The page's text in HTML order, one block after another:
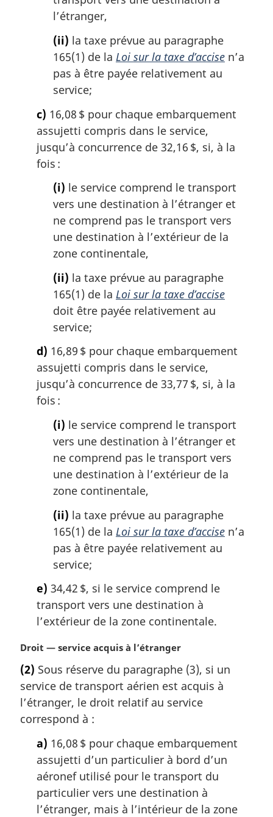
l’étranger,
(ii) la taxe prévue au paragraphe
165(1) de la Loi sur la taxe d’accise n’a
pas à être payée relativement au
service;
c) 16,08 $ pour chaque embarquement
assujetti compris dans le service,
jusqu’à concurrence de 32,16 $, si, à la
fois :
(i) le service comprend le transport
vers une destination à l’étranger et
ne comprend pas le transport vers
une destination à l’extérieur de la
zone continentale,
(ii) la taxe prévue au paragraphe
165(1) de la Loi sur la taxe d’accise
doit être payée relativement au
service;
d) 16,89 $ pour chaque embarquement
assujetti compris dans le service,
jusqu’à concurrence de 33,77 $, si, à la
fois :
(i) le service comprend le transport
vers une destination à l’étranger et
ne comprend pas le transport vers
une destination à l’extérieur de la
zone continentale,
(ii) la taxe prévue au paragraphe
165(1) de la Loi sur la taxe d’accise n’a
pas à être payée relativement au
service;
e) 34,42 $, si le service comprend le
transport vers une destination à
l’extérieur de la zone continentale.
N
t
e
m
a
Droit — service acquis à l’étranger
(2) Sous réserve du paragraphe (3), si un
service de transport aérien est acquis à
l’étranger, le droit relatif au service
correspond à :
a) 16,08 $ pour chaque embarquement
assujetti d’un particulier à bord d’un
aéronef utilisé pour le transport du
particulier vers une destination à
l’étranger, mais à l’intérieur de la zone